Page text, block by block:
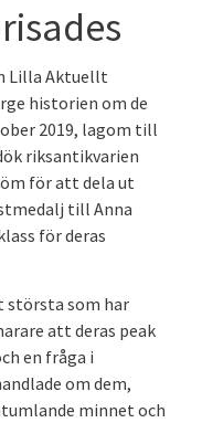
Lilla Aktuellt
historien om de
2019, lagom till
riksantikvarien
för att dela ut
till Anna
för deras
största som har
att deras peak
en fråga i
om dem,
minnet och